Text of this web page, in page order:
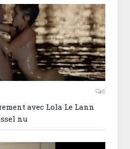
5
avec Lola Le Lann
nu